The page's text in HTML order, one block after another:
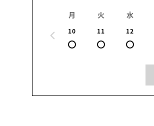
月
10
火
11
水
12